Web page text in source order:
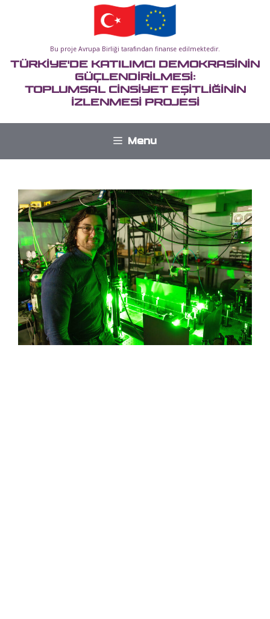
Bu proje Avrupa Birliği tarafından finanse edilmektedir.
TÜRKİYE'DE KATILIMCI DEMOKRASİNİN
GÜÇLENDİRİLMESİ:
TOPLUMSAL CİNSİYET EŞİTLİĞİNİN
İZLENMESİ PROJESİ
Menu